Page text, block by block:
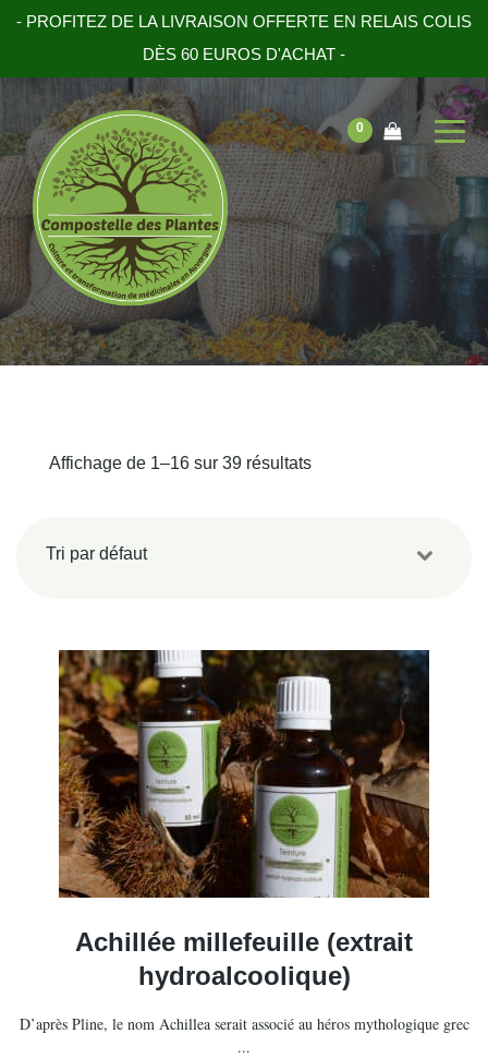
- PROFITEZ DE LA LIVRAISON OFFERTE EN RELAIS COLIS
DÈS 60 EUROS D'ACHAT -
0
Affichage de 1–16 sur 39 résultats
Achillée millefeuille (extrait
hydroalcoolique)
D’après Pline, le nom Achillea serait associé au héros mythologique grec
...